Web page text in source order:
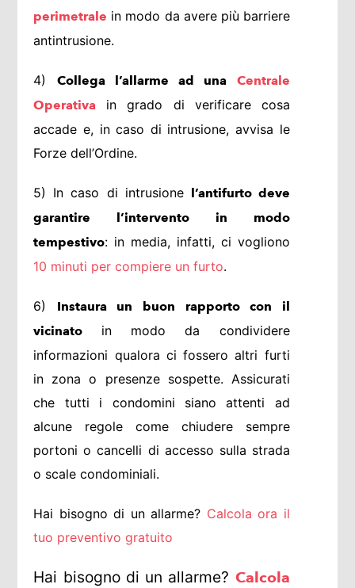
perimetrale in modo da avere più barriere
antintrusione.
4) Collega l’allarme ad una Centrale
Operativa
in grado di verificare cosa
accade e, in caso di intrusione, avvisa le
Forze dell’Ordine.
5) In caso di intrusione l’antifurto deve
garantire l’intervento in modo
tempestivo: in media, infatti, ci vogliono
10 minuti per compiere un furto.
6) Instaura un buon rapporto con il
vicinato in modo da condividere
informazioni qualora ci fossero altri furti
in zona o presenze sospette. Assicurati
che tutti i condomini siano attenti ad
alcune regole come chiudere sempre
portoni o cancelli di accesso sulla strada
o scale condominiali.
Hai bisogno di un allarme? Calcola ora il
tuo preventivo gratuito
Hai bisogno di un allarme? Calcola